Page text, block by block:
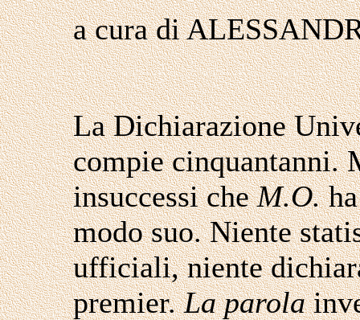
a cura di
La Dichiarazione
compie cinquantanni.
insuccessi cheM.O.ha
modo suo. Niente
ufficiali, niente
premier.La parola